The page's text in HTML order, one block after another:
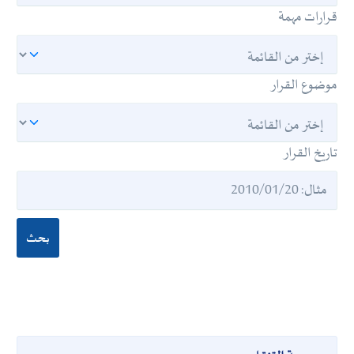
قرارات مهمة
موضوع القرار
تاريخ القرار
بحث